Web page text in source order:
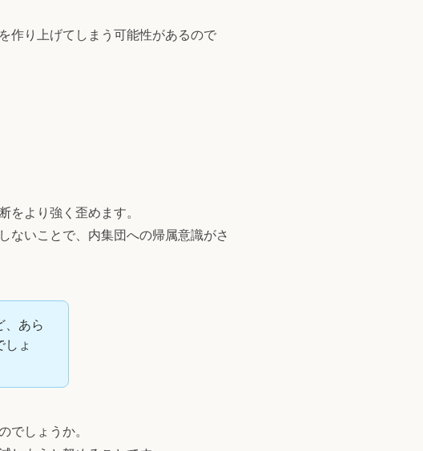
作り上げてしまう可能性があるので
より強く歪めます。
ないことで、内集団への帰属意識がさ
、あら
ょ
しょうか。